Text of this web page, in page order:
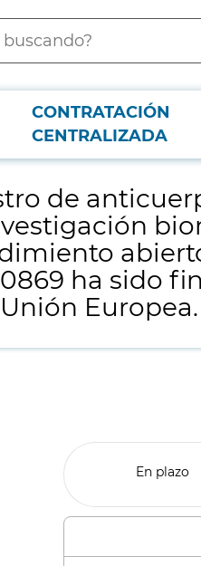
CONTRATACIÓN
CENTRALIZADA
1 de citometria espectral, para
ha sido financiado por el Instituto
de
ha sido
Europea.
En plazo